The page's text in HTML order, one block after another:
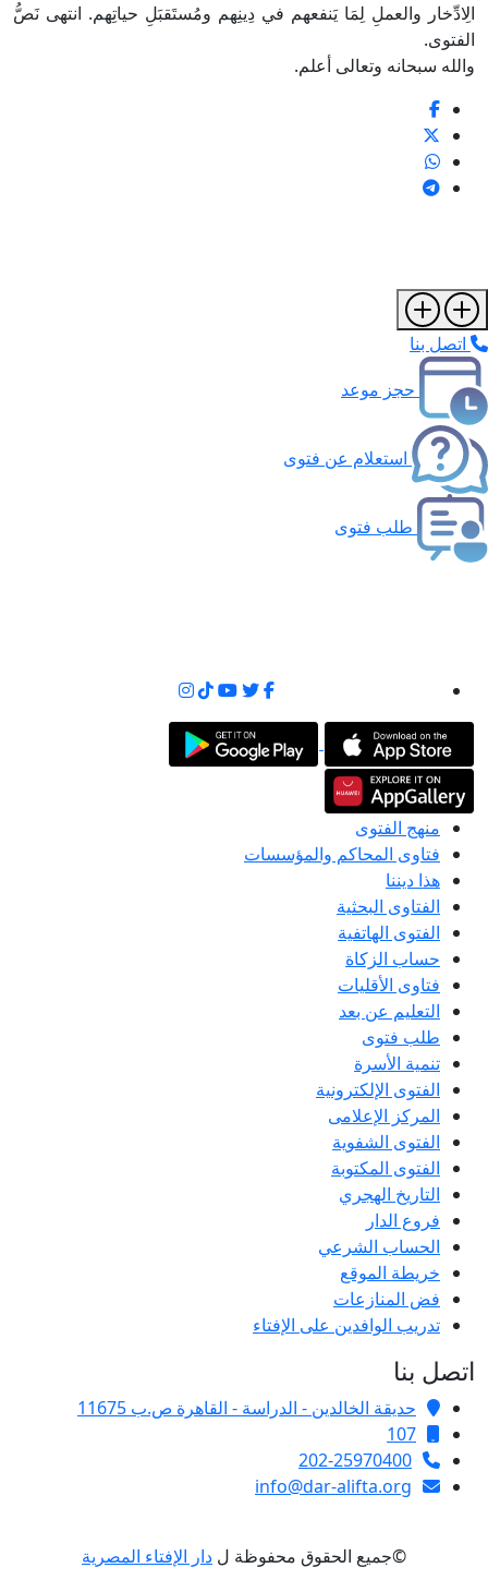
الِادِّخار والعملِ لِمَا يَنفعهم في دِينِهم ومُستَقبَلِ حياتِهم. انتهى نَصُّ
الفتوى.
والله سبحانه وتعالى أعلم.
اتصل بنا
حجز موعد
استعلام عن فتوى
طلب فتوى
منهج الفتوى
فتاوى المحاكم والمؤسسات
هذا ديننا
الفتاوى البحثية
الفتوى الهاتفية
حساب الزكاة
فتاوى الأقليات
التعليم عن بعد
طلب فتوى
تنمية الأسرة
الفتوى الإلكترونية
المركز الإعلامى
الفتوى الشفوية
الفتوى المكتوبة
التاريخ الهجري
فروع الدار
الحساب الشرعي
خريطة الموقع
فض المنازعات
تدريب الوافدين على الإفتاء
اتصل بنا
حديقة الخالدين - الدراسة - القاهرة ص.ب 11675
107
202-25970400
info@dar-alifta.org
©جميع الحقوق محفوظة ل دار الإفتاء المصرية